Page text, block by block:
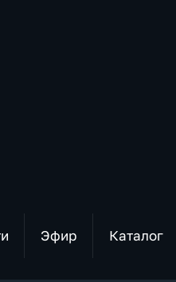
Эфир Каталог